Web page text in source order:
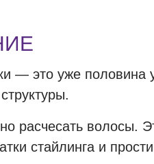
— это уже
расчесать волосы.
стайлинга и